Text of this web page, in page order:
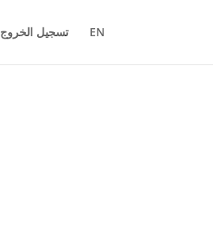
تسجيل الخروج EN